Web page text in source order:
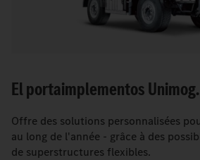
El portaimplementos Unimog.
Offre des solutions personnalisées
au long de l'année - grâce à des
de superstructures flexibles.